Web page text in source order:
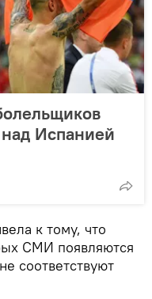
Испанией
к тому, что
СМИ появляются
соответствуют